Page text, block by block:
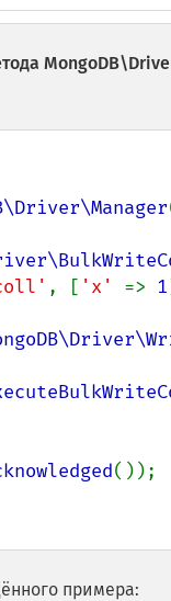
, [ 'x' => 1
());
примера: